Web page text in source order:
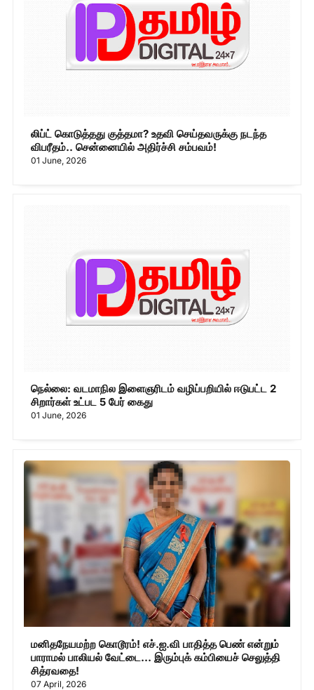
லிப்ட் கொடுத்தது குத்தமா? உதவி செய்தவருக்கு நடந்த
விபரீதம்.. சென்னையில் அதிர்ச்சி சம்பவம்!
01 June, 2026
நெல்லை: வடமாநில இளைஞரிடம் வழிப்பறியில் ஈடுபட்ட 2
சிறார்கள் உட்பட 5 பேர் கைது
01 June, 2026
மனிதநேயமற்ற கொடூரம்! எச்.ஐ.வி பாதித்த பெண் என்றும்
பாராமல் பாலியல் வேட்டை... இரும்புக் கம்பியைச் செலுத்தி
சித்ரவதை!
07 April, 2026